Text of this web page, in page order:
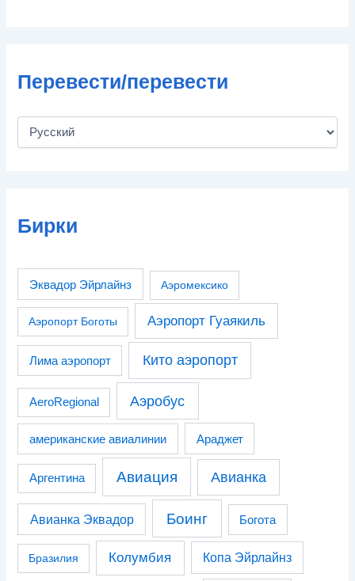
Перевести/перевести
Бирки
Эквадор Эйрлайнз Аэромексико
Аэропорт Боготы Аэропорт Гуаякиль
Лима аэропорт Кито аэропорт
AeroRegional Аэробус
американские авиалинии Араджет
Аргентина Авиация Авианка
Авианка Эквадор Боинг Богота
Бразилия Колумбия Копа Эйрлайнз